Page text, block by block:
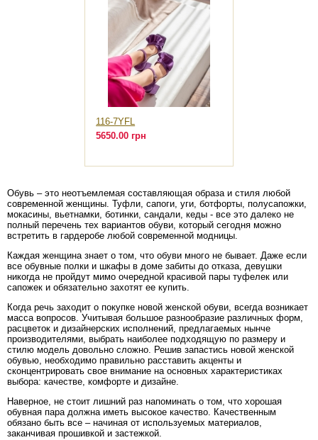
116-7YFL
5650.00 грн
Обувь – это неотъемлемая составляющая образа и стиля любой
современной женщины. Туфли, сапоги, уги, ботфорты, полусапожки,
мокасины, вьетнамки, ботинки, сандали, кеды - все это далеко не
полный перечень тех вариантов обуви, который сегодня можно
встретить в гардеробе любой современной модницы.
Каждая женщина знает о том, что обуви много не бывает. Даже если
все обувные полки и шкафы в доме забиты до отказа, девушки
никогда не пройдут мимо очередной красивой пары туфелек или
сапожек и обязательно захотят ее купить.
Когда речь заходит о покупке новой женской обуви, всегда возникает
масса вопросов. Учитывая большое разнообразие различных форм,
расцветок и дизайнерских исполнений, предлагаемых нынче
производителями, выбрать наиболее подходящую по размеру и
стилю модель довольно сложно. Решив запастись новой женской
обувью, необходимо правильно расставить акценты и
сконцентрировать свое внимание на основных характеристиках
выбора: качестве, комфорте и дизайне.
Наверное, не стоит лишний раз напоминать о том, что хорошая
обувная пара должна иметь высокое качество. Качественным
обязано быть все – начиная от используемых материалов,
заканчивая прошивкой и застежкой.